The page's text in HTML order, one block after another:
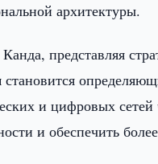
архитектуры.
представляя
и цифровых
и обеспечить